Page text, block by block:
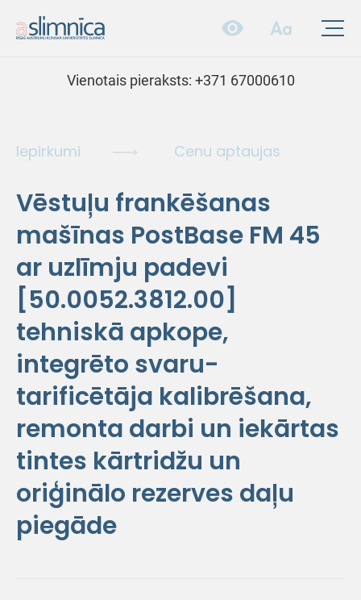
Vienotais pieraksts: +371 67000610
Iepirkumi Cenu aptaujas
Vēstuļu frankēšanas
mašīnas PostBase FM 45
ar uzlīmju padevi
[50.0052.3812.00]
tehniskā apkope,
integrēto svaru-
tarificētāja kalibrēšana,
remonta darbi un iekārtas
tintes kārtridžu un
oriģinālo rezerves daļu
piegāde